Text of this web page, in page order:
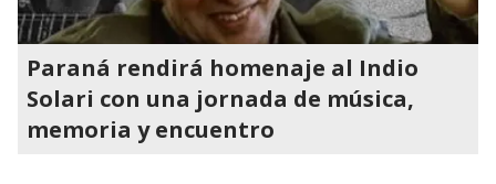
Paraná rendirá homenaje al Indio
Solari con una jornada de música,
memoria y encuentro